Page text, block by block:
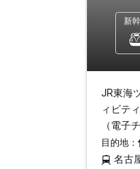
新
JR東海
ィビテ
（電子
目的地：
名古